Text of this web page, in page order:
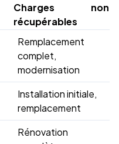
Charges non
récupérables
Remplacement
complet,
modernisation
Installation initiale,
remplacement
Rénovation